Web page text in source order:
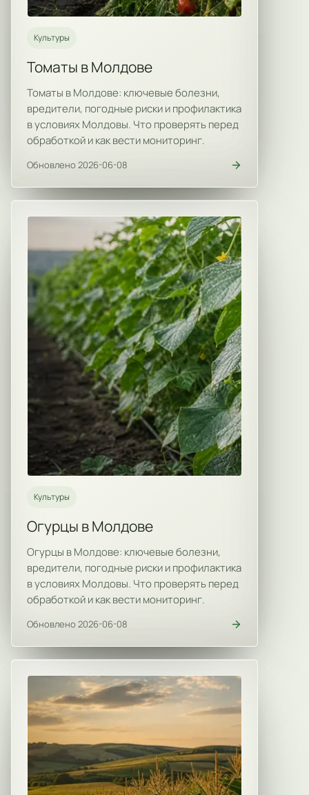
Культуры
Томаты в Молдове
Томаты в Молдове: ключевые болезни,
вредители, погодные риски и профилактика
в условиях Молдовы. Что проверять перед
обработкой и как вести мониторинг.
Обновлено 2026-06-08
Культуры
Огурцы в Молдове
Огурцы в Молдове: ключевые болезни,
вредители, погодные риски и профилактика
в условиях Молдовы. Что проверять перед
обработкой и как вести мониторинг.
Обновлено 2026-06-08